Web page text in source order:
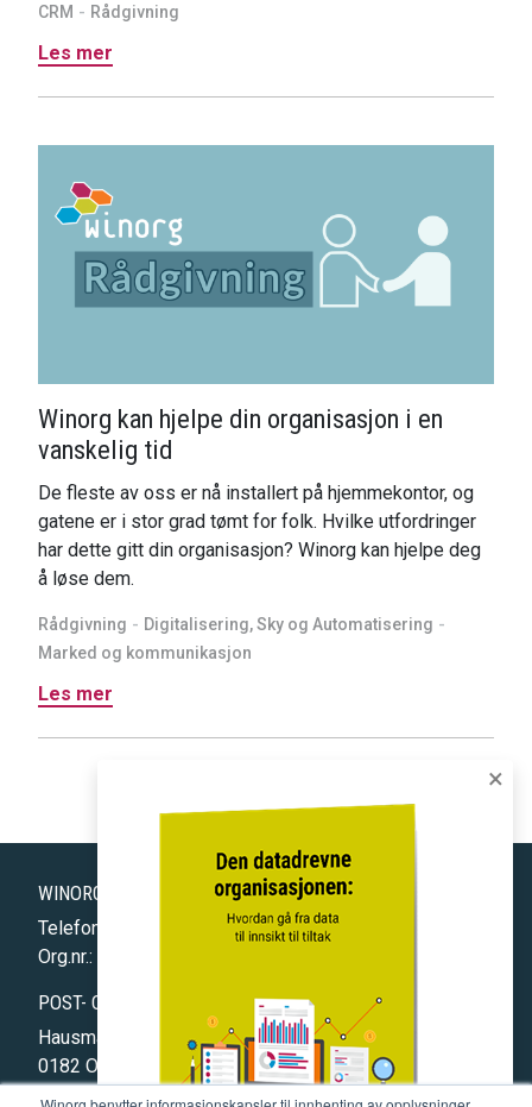
CRM Rådgivning
Les mer
Winorg kan hjelpe din organisasjon i en
vanskelig tid
De fleste av oss er nå installert på hjemmekontor, og
gatene er i stor grad tømt for folk. Hvilke utfordringer
har dette gitt din organisasjon? Winorg kan hjelpe deg
å løse dem.
Rådgivning
Digitalisering, Sky og Automatisering
Marked og kommunikasjon
Les mer
WINORG AS
Telefon: 477 75 877
Org.nr.: 994 325 310
POST- OG BESØKSADRESSE
Hausmannsgate 17
0182 OSLO (
åpne kart